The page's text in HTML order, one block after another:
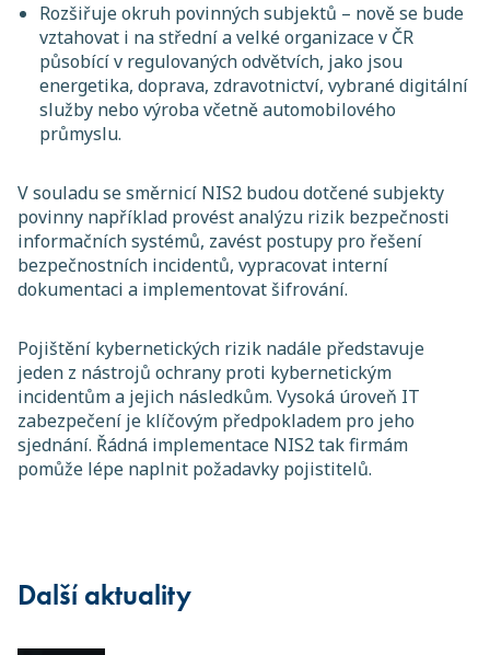
Rozšiřuje okruh povinných subjektů – nově se bude
vztahovat i na střední a velké organizace v ČR
působící v regulovaných odvětvích, jako jsou
energetika, doprava, zdravotnictví, vybrané digitální
služby nebo výroba včetně automobilového
průmyslu.
V souladu se směrnicí NIS2 budou dotčené subjekty
povinny například provést analýzu rizik bezpečnosti
informačních systémů, zavést postupy pro řešení
bezpečnostních incidentů, vypracovat interní
dokumentaci a implementovat šifrování.
Pojištění kybernetických rizik nadále představuje
jeden z nástrojů ochrany proti kybernetickým
incidentům a jejich následkům. Vysoká úroveň IT
zabezpečení je klíčovým předpokladem pro jeho
sjednání. Řádná implementace NIS2 tak firmám
pomůže lépe naplnit požadavky pojistitelů.
Další aktuality